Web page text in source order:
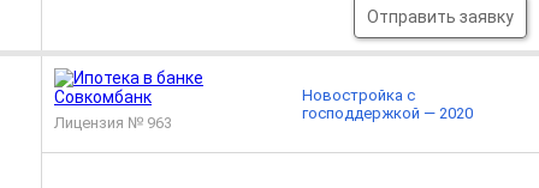
Отправить заявку
Лицензия № 963
Новостройка с
господдержкой — 2020